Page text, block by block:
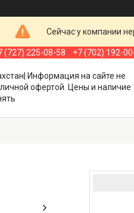
Сейчас у компании
(727) 225-08-58 +7 (702) 192-
Информация на сайте не
офертой. Цены и наличие